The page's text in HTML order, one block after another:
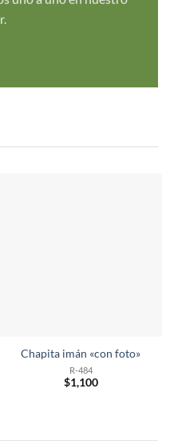
Chapita imán «con foto»
R-484
$1,100